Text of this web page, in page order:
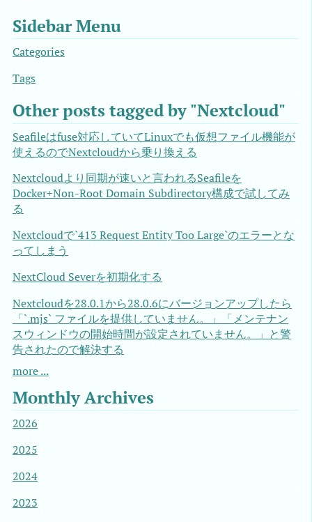
Sidebar Menu
Categories
Tags
Other posts tagged by "Nextcloud"
Seafileはfuse対応していてLinuxでも仮想ファイル機能が
使えるのでNextcloudから乗り換える
Nextcloudより同期が速いと言われるSeafileを
Docker+Non-Root Domain Subdirectory構成で試してみ
る
Nextcloudで`413 Request Entity Too Large`のエラーとな
ってしまう
NextCloud Severを初期化する
Nextcloudを28.0.1から28.0.6にバージョンアップしたら
「`.mjs` ファイルを提供していません。」「メンテナン
スウィンドウの開始時間が設定されていません。」と警
告されたので解決する
more ...
Monthly Archives
2026
2025
2024
2023